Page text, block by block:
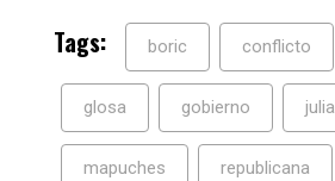
Tags: boric conflicto
glosa gobierno julia
mapuches republicana